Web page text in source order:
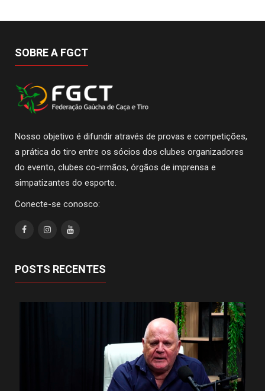
SOBRE A FGCT
Nosso objetivo é difundir através de provas e competições,
a prática do tiro entre os sócios dos clubes organizadores
do evento, clubes co-irmãos, órgãos de imprensa e
simpatizantes do esporte.
Conecte-se conosco:
POSTS RECENTES